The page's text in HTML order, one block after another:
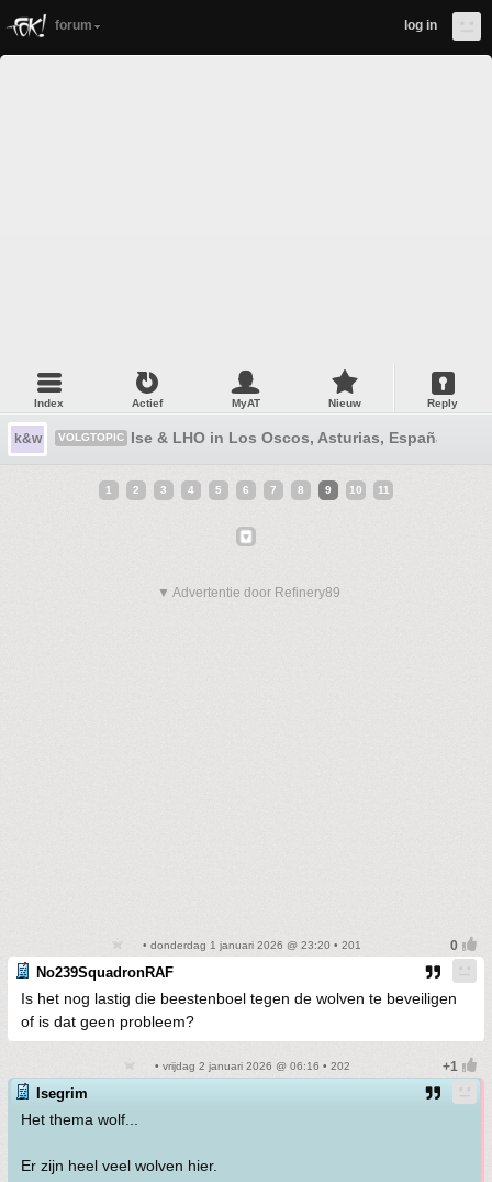
forum log in
Index Actief MyAT Nieuw Reply
k&w VOLGTOPIC Ise & LHO in Los Oscos, Asturias, España
1 2 3 4 5 6 7 8 9 10 11
▼ Advertentie door Refinery89
• donderdag 1 januari 2026 @ 23:20 • 201
No239SquadronRAF
Is het nog lastig die beestenboel tegen de wolven te beveiligen
of is dat geen probleem?
• vrijdag 2 januari 2026 @ 06:16 • 202
Isegrim
Het thema wolf...
Er zijn heel veel wolven hier.